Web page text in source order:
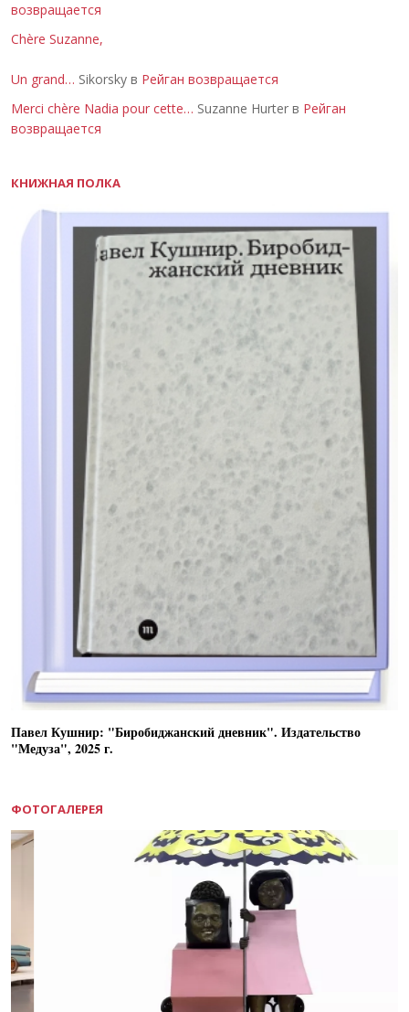
возвращается
Chère Suzanne,
Un grand… Sikorsky в Рейган возвращается
Merci chère Nadia pour cette… Suzanne Hurter в Рейган
возвращается
КНИЖНАЯ ПОЛКА
Павел Кушнир: "Биробиджанский дневник". Издательство
"Медуза", 2025 г.
ФОТОГАЛЕРЕЯ